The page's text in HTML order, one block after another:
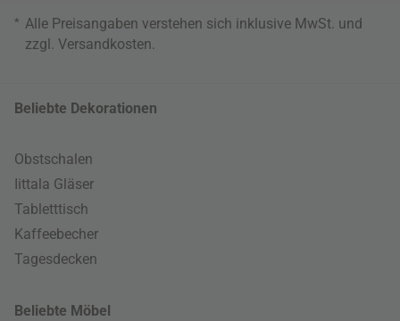
* Alle Preisangaben verstehen sich inklusive MwSt. und
zzgl. Versandkosten.
Beliebte Dekorationen
Obstschalen
Iittala Gläser
Tabletttisch
Kaffeebecher
Tagesdecken
Beliebte Möbel